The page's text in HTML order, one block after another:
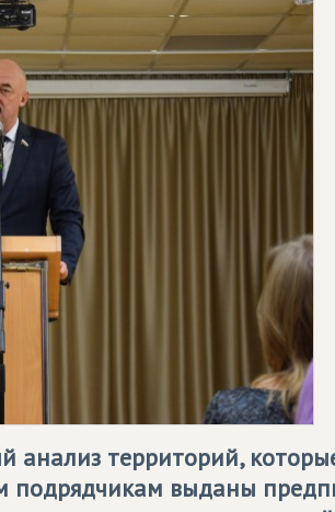
анализ территорий,
подрядчикам выданы